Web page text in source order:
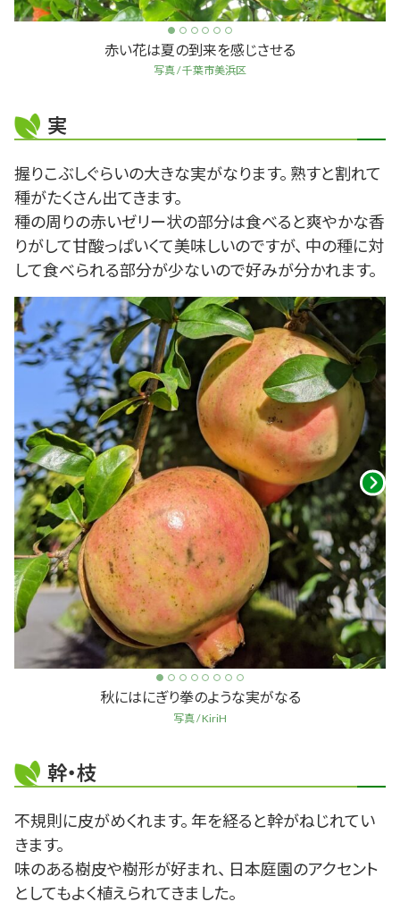
赤い花は夏の到来を感じさせる
写真 / 千葉市美浜区
実
握りこぶしぐらいの大きな実がなります。 熟すと割れて
種がたくさん出てきます。
種の周りの赤いゼリー状の部分は食べると爽やかな香
りがして甘酸っぱいくて美味しいのですが、 中の種に対
して食べられる部分が少ないので好みが分かれます。
秋にはにぎり拳のような実がなる
写真 / KiriH
幹・枝
不規則に皮がめくれます。 年を経ると幹がねじれてい
きます。
味のある樹皮や樹形が好まれ、 日本庭園のアクセント
としてもよく植えられてきました。